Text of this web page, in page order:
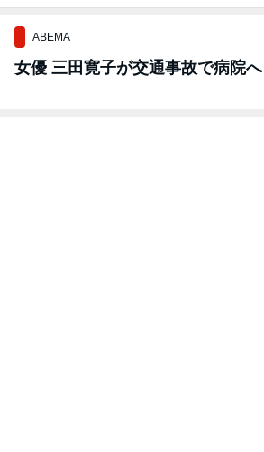
ABEMA
女優 三田寛子が交通事故で病院へ